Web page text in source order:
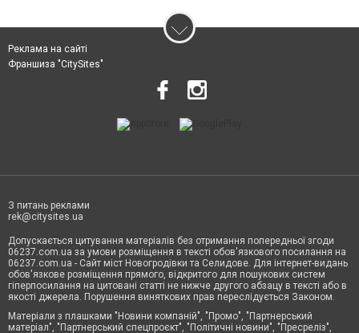
Реклама на сайті
Франшиза "CitySites"
З питань реклами
rek@citysites.ua
Допускається цитування матеріалів без отримання попередньої згоди
06237.com.ua за умови розміщення в тексті обов'язкового посилання на
06237.com.ua - Сайт міст Новогродівки та Селидове. Для інтернет-видань
обов'язкове розміщення прямого, відкритого для пошукових систем
гіперпосилання на цитовані статті не нижче другого абзацу в тексті або в
якості джерела. Порушення виняткових прав переслідується Законом.
Матеріали з плашками "Новини компаній", "Промо", "Партнерський
матеріал", "Партнерський спецпроєкт", "Політичні новини", "Пресреліз",